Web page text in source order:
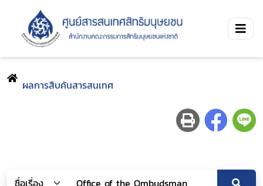
ผลการสืบค้นสารสนเทศ